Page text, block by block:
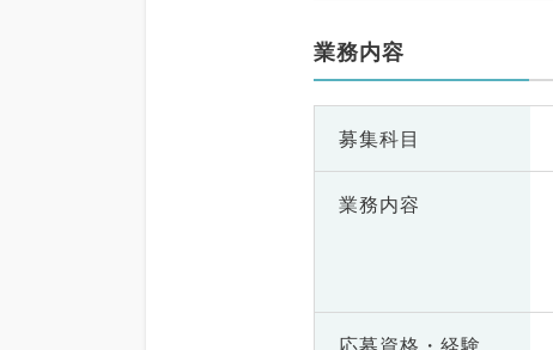
業務内容
募集科目
業務内容
応募資格・ 経験